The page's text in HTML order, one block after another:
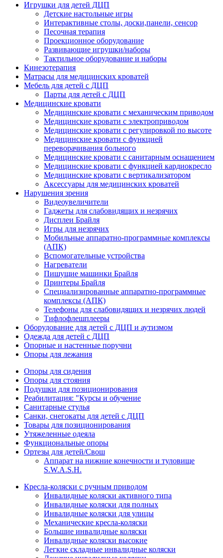
Игрушки для детей ДЦП
Детские настольные игры
Интерактивные столы, доски,панели, сенсор
Песочная терапия
Проекционное оборудование
Развивающие игрушки/наборы
Тактильное оборудование и наборы
Кинезотерапия
Матрасы для медицинских кроватей
Мебель для детей с ДЦП
Парты для детей с ДЦП
Медицинские кровати
Медицинские кровати с механическим приводом
Медицинские кровати с электроприводом
Медицинские кровати с регулировкой по высоте
Медицинские кровати с функцией
переворачивания больного
Медицинские кровати с санитарным оснащением
Медицинские кровати с функцией кардиокресло
Медицинские кровати с вертикализатором
Аксессуары для медицинских кроватей
Нарушения зрения
Видеоувеличители
Гаджеты для слабовидящих и незрячих
Дисплеи Брайля
Игры для незрячих
Мобильные аппаратно-программные комплексы
(АПК)
Вспомогательные устройства
Нагреватели
Пишущие машинки Брайля
Принтеры Брайля
Специализированные аппаратно-программные
комплексы (АПК)
Телефоны для слабовидящих и незрячих людей
Тифлофлешплееры
Оборудование для детей с ДЦП и аутизмом
Одежда для детей с ДЦП
Опорные и настенные поручни
Опоры для лежания
Опоры для сидения
Опоры для стояния
Подушки для позиционирования
Реабилитация: "Курсы и обучение
Санитарные стулья
Санки, снегокаты для детей с ДЦП
Товары для позиционирования
Утяжеленные одеяла
Функциональные опоры
Ортезы для детей/Свош
Аппарат на нижние конечности и туловище
S.W.A.S.H.
Кресла-коляски с ручным приводом
Инвалидные коляски активного типа
Инвалидные коляски для полных
Инвалидные коляски для улицы
Механические кресла-коляски
Большие инвалидные коляски
Инвалидные коляски высокие
Легкие складные инвалидные коляски